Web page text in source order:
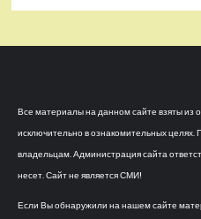
Все материалы на данном сайте взяты из
исключительно в ознакомительных
владельцам. Администрация сайта
несет. Сайт не является СМИ!
Если Вы обнаружили на нашем сайте